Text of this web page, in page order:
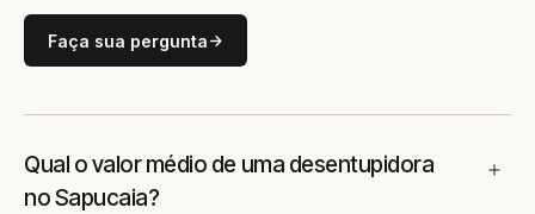
Faça sua pergunta
Qual o valor médio de uma desentupidora
no Sapucaia?